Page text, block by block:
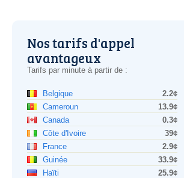
Nos tarifs d'appel
avantageux
Tarifs par minute à partir de :
Belgique
2.2¢
Cameroun
13.9¢
Canada
0.3¢
Côte d'Ivoire
39¢
France
2.9¢
Guinée
33.9¢
Haïti
25.9¢